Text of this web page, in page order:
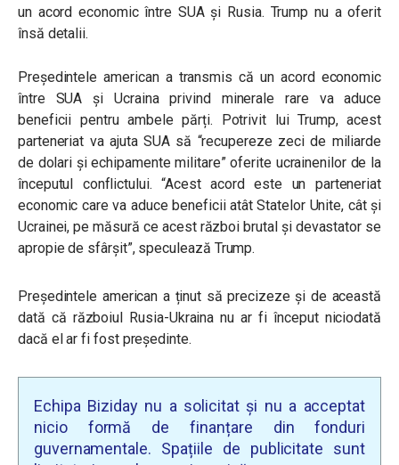
un acord economic între SUA și Rusia. Trump nu a oferit
însă detalii.
Președintele american a transmis că un acord economic
între SUA și Ucraina privind minerale rare va aduce
beneficii pentru ambele părți. Potrivit lui Trump, acest
parteneriat va ajuta SUA să “recupereze zeci de miliarde
de dolari și echipamente militare” oferite ucrainenilor de la
începutul conflictului. “Acest acord este un parteneriat
economic care va aduce beneficii atât Statelor Unite, cât și
Ucrainei, pe măsură ce acest război brutal și devastator se
apropie de sfârșit”, speculează Trump.
Președintele american a ținut să precizeze și de această
dată că războiul Rusia-Ukraina nu ar fi început niciodată
dacă el ar fi fost președinte.
Echipa Biziday nu a solicitat și nu a acceptat
nicio formă de finanțare din fonduri
guvernamentale. Spațiile de publicitate sunt